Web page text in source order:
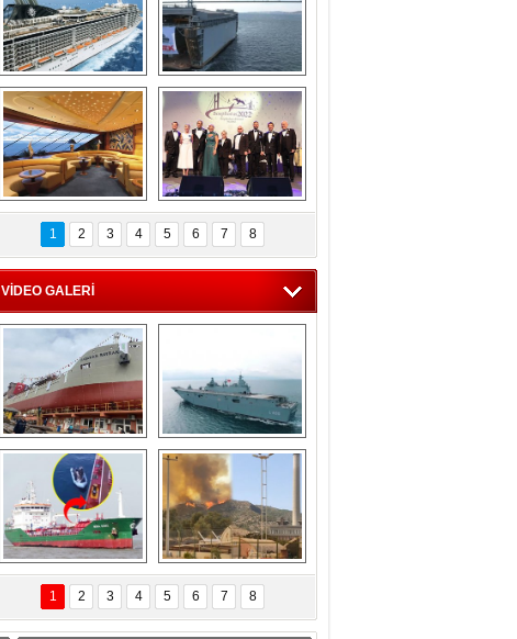
“Gemi içinde gemi”
konsepti ile MSC
Splendida
Dünyada tek!
Denizaltı yüzer
havuzu intikal
seyrine başladı
MSC'den 55 milyon
euroluk turizm geliri
müjdesi
5. Bosphorus Ship
Brokers Dinner,
İstanbul’da yapıldı
1 2 3 4 5 6 7 8
VİDEO GALERİ
Çeksan Tersanesi,
Başaran Bayrak
tankerini suya
indirdi
TCG Anadolu,
tersane teknik
seyrini tamamladı
Göçmenlerin
imdadına Türk
sahipli MINA DENIZ
yetişti
Milas’taki yangın
yeniden termik
santrallere doğru
ilerliyor
1 2 3 4 5 6 7 8